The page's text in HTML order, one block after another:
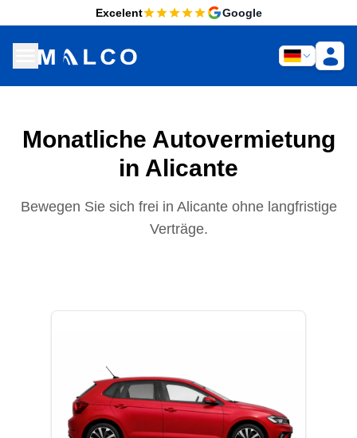
Excelent Google
Monatliche Autovermietung
in Alicante
Bewegen Sie sich frei in Alicante ohne langfristige
Verträge.